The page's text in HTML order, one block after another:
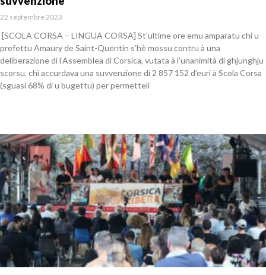
22 septembre 2023
[SCOLA CORSA – LINGUA CORSA] St’ultime ore emu amparatu chì u
prefettu Amaury de Saint-Quentin s’hè mossu contru à una
deliberazione di l’Assemblea di Corsica, vutata à l’unanimità di ghjunghju
scorsu, chì accurdava una suvvenzione di 2 857 152 d’euri à Scola Corsa
(sguasi 68% di u bugettu) per permetteli